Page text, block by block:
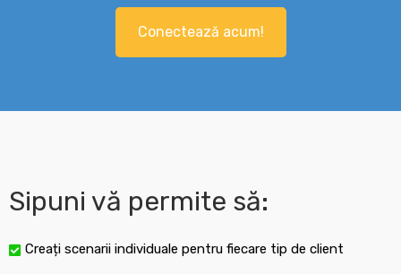
Conectează acum!
Sipuni vă permite să:
Creați scenarii individuale pentru fiecare tip de client